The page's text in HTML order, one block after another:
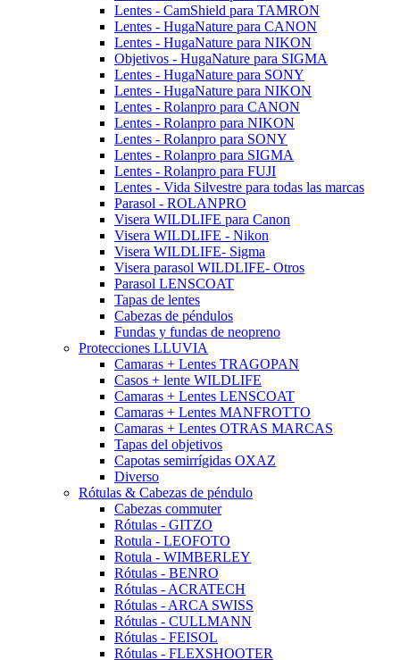
Lentes - CamShield para TAMRON
Lentes - HugaNature para CANON
Lentes - HugaNature para NIKON
Objetivos - HugaNature para SIGMA
Lentes - HugaNature para SONY
Lentes - HugaNature para NIKON
Lentes - Rolanpro para CANON
Lentes - Rolanpro para NIKON
Lentes - Rolanpro para SONY
Lentes - Rolanpro para SIGMA
Lentes - Rolanpro para FUJI
Lentes - Vida Silvestre para todas las marcas
Parasol - ROLANPRO
Visera WILDLIFE para Canon
Visera WILDLIFE - Nikon
Visera WILDLIFE- Sigma
Visera parasol WILDLIFE- Otros
Parasol LENSCOAT
Tapas de lentes
Cabezas de péndulos
Fundas y fundas de neopreno
Protecciones LLUVIA
Camaras + Lentes TRAGOPAN
Casos + lente WILDLIFE
Camaras + Lentes LENSCOAT
Camaras + Lentes MANFROTTO
Camaras + Lentes OTRAS MARCAS
Tapas del objetivos
Capotas semirrígidas OXAZ
Diverso
Rótulas & Cabezas de péndulo
Cabezas commuter
Rótulas - GITZO
Rotula - LEOFOTO
Rotula - WIMBERLEY
Rótulas - BENRO
Rótulas - ACRATECH
Rótulas - ARCA SWISS
Rótulas - CULLMANN
Rótulas - FEISOL
Rótulas - FLEXSHOOTER